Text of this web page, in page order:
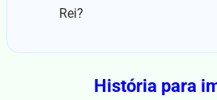
Rei?
História para